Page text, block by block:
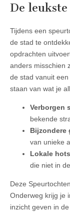
De
Tijdens een
de stad te
opdrachten
anders misschien
de stad vanuit
staan van wat je
Verborgen
bekende
Bijzondere
van unieke
Lokale
die niet in
Deze
Onderweg krijg je
inzicht geven in